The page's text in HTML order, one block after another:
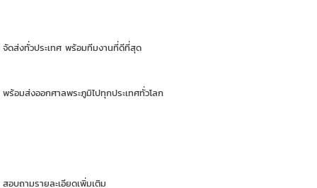
จัดส่งทั่วประเทศ พร้อมทีมงานที่ดีที่สุด
พร้อมส่งออกศาลพระภูมิไปทุกประเทศทั่วโลก
สอบถามรายละเอียดเพิ่มเติม